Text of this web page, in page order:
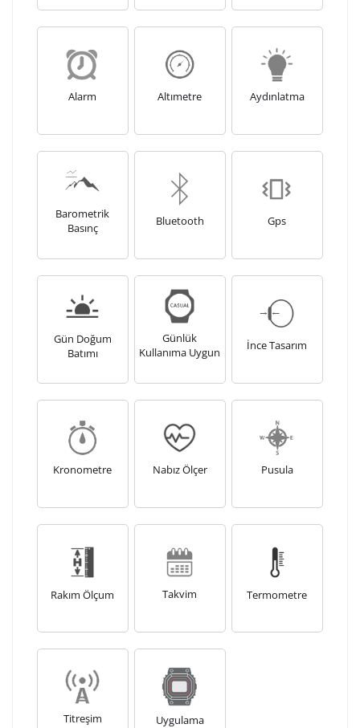
Ön İzleme Kişiselleştir Vazgeç
Kişiselleştirilmiş
iade ve değişim
yapılamaz.
Alarm Altımetre Aydınlatma
Barometrik
Basınç
Bluetooth Gps
Gün Doğum
Batımı
Günlük
Kullanıma Uygun
İnce Tasarım
Kronometre Nabız Ölçer Pusula
Rakım Ölçum Takvim Termometre
Titreşim Uygulama